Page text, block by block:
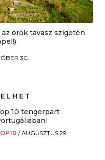
örök tavasz szigetén
30.
10 tengerpart
/AUGUSZTUS 29.